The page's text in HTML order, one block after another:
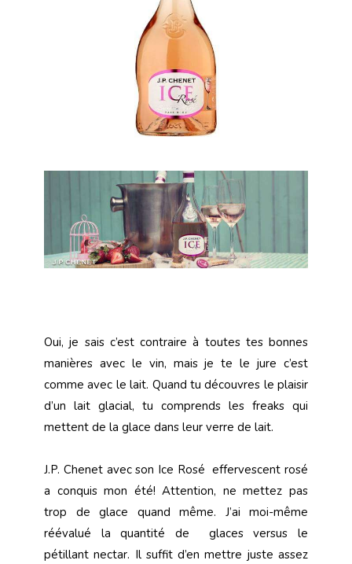
Oui, je sais c’est contraire à toutes tes bonnes
manières avec le vin, mais je te le jure c’est
comme avec le lait. Quand tu découvres le plaisir
d’un lait glacial, tu comprends les freaks qui
mettent de la glace dans leur verre de lait.
J.P. Chenet avec son Ice Rosé effervescent rosé
a conquis mon été! Attention, ne mettez pas
trop de glace quand même. J’ai moi-même
réévalué la quantité de glaces versus le
pétillant nectar. Il suffit d’en mettre juste assez